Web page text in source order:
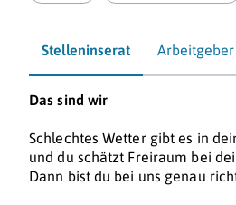
Stelleninserat Arbeitgeber
Das sind wir
Schlechtes Wetter gibt es in
und du schätzt Freiraum bei
Dann bist du bei uns genau